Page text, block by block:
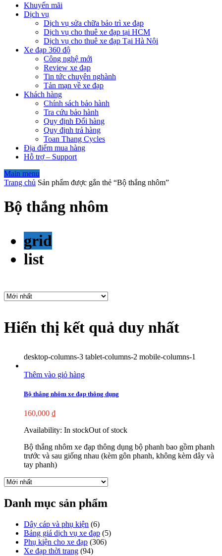
Khuyến mãi
Dịch vụ
Dịch vụ sửa chữa bảo trì xe đạp
Dịch vụ cho thuê xe đạp tại HCM
Dịch vụ cho thuê xe đạp Tại Hà Nội
Xe đạp 360 độ
Công nghệ mới
Review xe đạp
Tin tức chuyên nghành
Tản mạn về xe đạp
Khách hàng
Chính sách bảo hành
Tra cứu bảo hành
Quy định Đổi hàng
Quy định trả hàng
Toan Thang Cycles
Địa điểm mua hàng
Hỗ trợ – Support
Main menu
Trang chủ Sản phẩm được gắn thẻ “Bộ thắng nhôm”
Bộ thắng nhôm
grid
list
Hiển thị kết quả duy nhất
desktop-columns-3 tablet-columns-2 mobile-columns-1
Thêm vào giỏ hàng
Bộ thắng nhôm xe đạp thông dụng
160,000 ₫
Availability: In stockOut of stock
Bộ thắng nhôm xe đạp thông dụng bộ phanh bao gồm phanh
trước và sau giống nhau (kèm gôn phanh, không kèm dây và
tay phanh)
Danh mục sản phẩm
Dây cáp và phụ kiện (6)
Bảng giá dịch vụ xe đạp (5)
Phụ kiện cho xe đạp (306)
Xe đạp thời trang (94)